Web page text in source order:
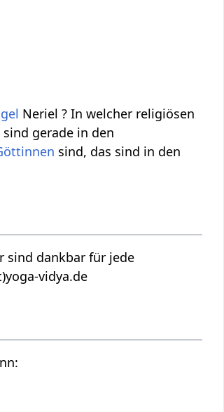
Neriel ? In welcher religiösen
sind gerade in den
sind, das sind in den
sind dankbar für jede
vidya.de